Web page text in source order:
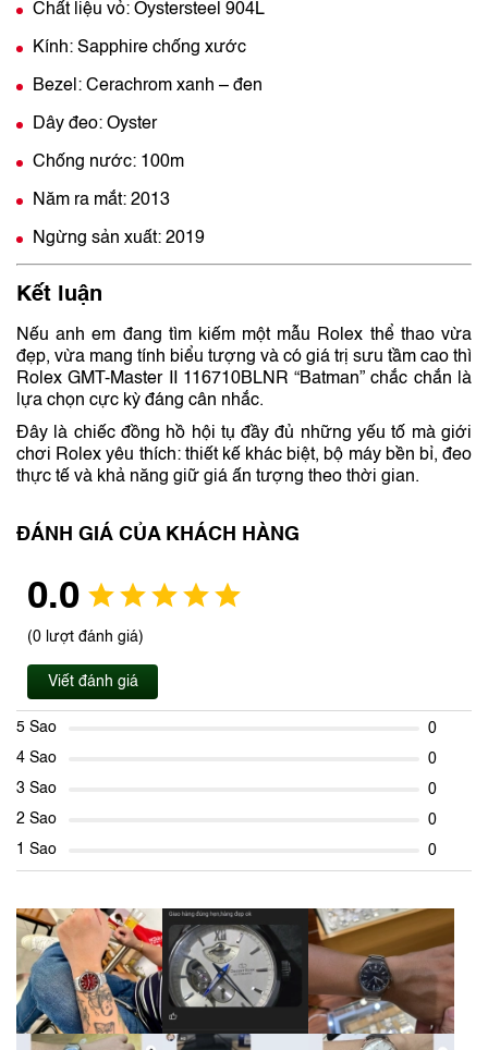
Chất liệu vỏ: Oystersteel 904L
Kính: Sapphire chống xước
Bezel: Cerachrom xanh – đen
Dây đeo: Oyster
Chống nước: 100m
Năm ra mắt: 2013
Ngừng sản xuất: 2019
Kết luận
Nếu anh em đang tìm kiếm một mẫu Rolex thể thao vừa
đẹp, vừa mang tính biểu tượng và có giá trị sưu tầm cao thì
Rolex GMT-Master II 116710BLNR “Batman” chắc chắn là
lựa chọn cực kỳ đáng cân nhắc.
Đây là chiếc đồng hồ hội tụ đầy đủ những yếu tố mà giới
chơi Rolex yêu thích: thiết kế khác biệt, bộ máy bền bỉ, đeo
thực tế và khả năng giữ giá ấn tượng theo thời gian.
ĐÁNH GIÁ CỦA KHÁCH HÀNG
0.0
(0 lượt đánh giá)
Viết đánh giá
5 Sao
0
4 Sao
0
3 Sao
0
2 Sao
0
1 Sao
0